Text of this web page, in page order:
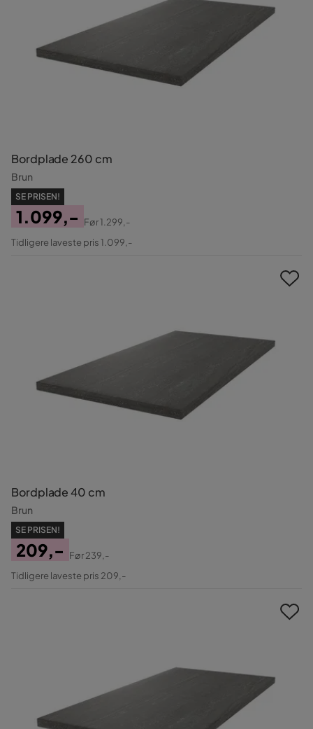
Bordplade 260 cm
Brun
SE PRISEN!
Pris
1.099,-
Original
Før1.299,-
Tidligere laveste pris 1.099,-
Bordplade 40 cm
Brun
SE PRISEN!
Pris
209,-
Original
Før239,-
Tidligere laveste pris 209,-